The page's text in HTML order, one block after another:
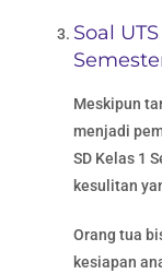
Soal
Meskipun
menjadi
SD Kelas 1
kesulitan
Orang tua
kesiapan